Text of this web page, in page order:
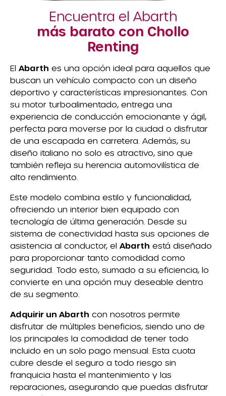
Encuentra el Abarth
más barato con Chollo
Renting
El Abarth es una opción ideal para aquellos que
buscan un vehículo compacto con un diseño
deportivo y características impresionantes. Con
su motor turboalimentado, entrega una
experiencia de conducción emocionante y ágil,
perfecta para moverse por la ciudad o disfrutar
de una escapada en carretera. Además, su
diseño italiano no solo es atractivo, sino que
también refleja su herencia automovilística de
alto rendimiento.
Este modelo combina estilo y funcionalidad,
ofreciendo un interior bien equipado con
tecnología de última generación. Desde su
sistema de conectividad hasta sus opciones de
asistencia al conductor, el Abarth está diseñado
para proporcionar tanto comodidad como
seguridad. Todo esto, sumado a su eficiencia, lo
convierte en una opción muy deseable dentro
de su segmento.
Adquirir un Abarth con nosotros permite
disfrutar de múltiples beneficios, siendo uno de
los principales la comodidad de tener todo
incluido en un solo pago mensual. Esta cuota
cubre desde el seguro a todo riesgo sin
franquicia hasta el mantenimiento y las
reparaciones, asegurando que puedas disfrutar